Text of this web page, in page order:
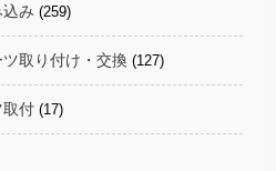
み (259)
取り付け・交換 (127)
取付 (17)